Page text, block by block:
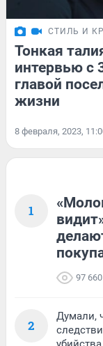
СТИЛЬ И
Тонкая
интервью с
главой
жизни
8 февраля, 2023,
1
97 660
2
Думали,